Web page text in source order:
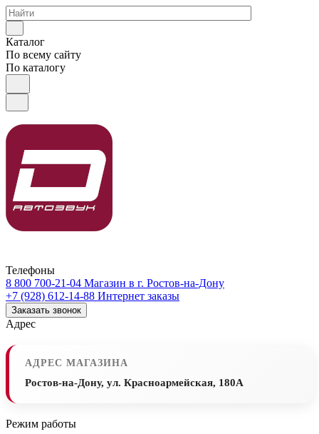
Каталог
По всему сайту
По каталогу
Телефоны
8 800 700-21-04 Магазин в г. Ростов-на-Дону
+7 (928) 612-14-88 Интернет заказы
Заказать звонок
Адрес
АДРЕС МАГАЗИНА
Ростов-на-Дону, ул. Красноармейская, 180А
Режим работы